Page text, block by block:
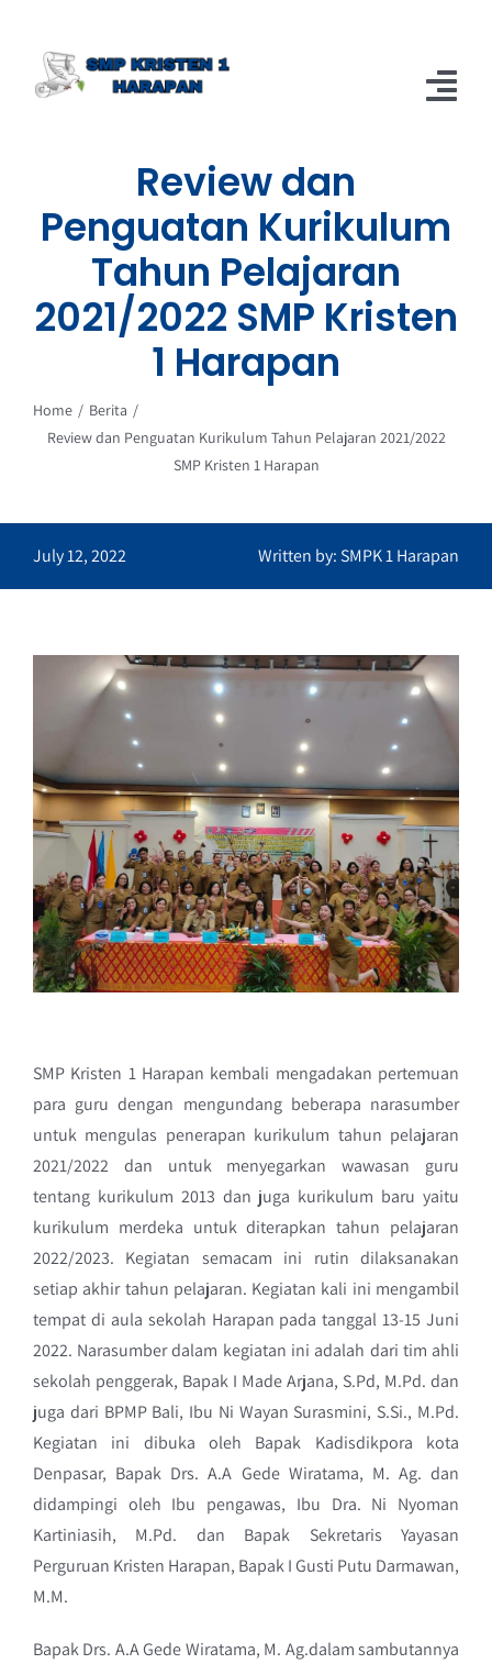
content
Berita
Review dan
Penguatan Kurikulum
Tahun Pelajaran
2021/2022 SMP Kristen
1 Harapan
Home
Berita
Review dan Penguatan Kurikulum Tahun Pelajaran 2021/2022
SMP Kristen 1 Harapan
July 12, 2022 Written by: SMPK 1 Harapan
SMP Kristen 1 Harapan kembali mengadakan pertemuan
para guru dengan mengundang beberapa narasumber
untuk mengulas penerapan kurikulum tahun pelajaran
2021/2022 dan untuk menyegarkan wawasan guru
tentang kurikulum 2013 dan juga kurikulum baru yaitu
kurikulum merdeka untuk diterapkan tahun pelajaran
2022/2023. Kegiatan semacam ini rutin dilaksanakan
setiap akhir tahun pelajaran. Kegiatan kali ini mengambil
tempat di aula sekolah Harapan pada tanggal 13-15 Juni
2022. Narasumber dalam kegiatan ini adalah dari tim ahli
sekolah penggerak, Bapak I Made Arjana, S.Pd, M.Pd. dan
juga dari BPMP Bali, Ibu Ni Wayan Surasmini, S.Si., M.Pd.
Kegiatan ini dibuka oleh Bapak Kadisdikpora kota
Denpasar, Bapak Drs. A.A Gede Wiratama, M. Ag. dan
didampingi oleh Ibu pengawas, Ibu Dra. Ni Nyoman
Kartiniasih, M.Pd. dan Bapak Sekretaris Yayasan
Perguruan Kristen Harapan, Bapak I Gusti Putu Darmawan,
M.M.
Bapak Drs. A.A Gede Wiratama, M. Ag.dalam sambutannya